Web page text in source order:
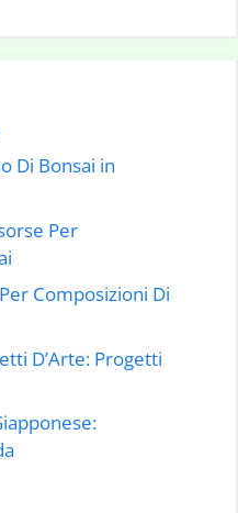
Di Bonsai in
Per
Composizioni Di
D’Arte: Progetti